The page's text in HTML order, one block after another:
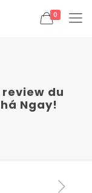
0
review du
Ngay!